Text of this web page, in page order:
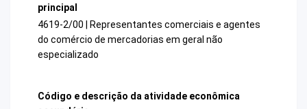
principal
4619-2/00 | Representantes comerciais e agentes
do comércio de mercadorias em geral não
especializado
Código e descrição da atividade econômica